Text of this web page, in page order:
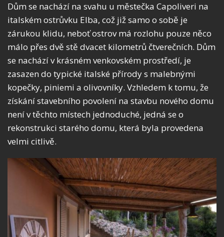
Dům se nachází na svahu u městečka Capoliveri na
italském ostrůvku Elba, což již samo o sobě je
zárukou klidu, neboť ostrov má rozlohu pouze něco
málo přes dvě stě dvacet kilometrů čtverečních. Dům
se nachází v krásném venkovském prostředí, je
zasazen do typické italské přírody s malebnými
kopečky, piniemi a olivovníky. Vzhledem k tomu, že
získání stavebního povolení na stavbu nového domu
není v těchto místech jednoduché, jedná se o
rekonstrukci starého domu, která byla provedena
velmi citlivě.